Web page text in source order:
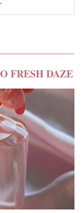
FRESH DAZE